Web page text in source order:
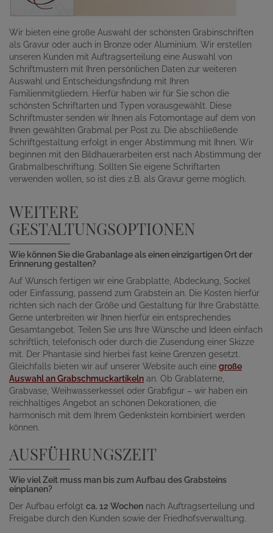
Wir bieten eine große Auswahl der schönsten Grabinschriften
als Gravur oder auch in Bronze oder Aluminium. Wir erstellen
unseren Kunden mit Auftragserteilung eine Auswahl von
Schriftmustern mit Ihren persönlichen Daten zur weiteren
Auswahl und Entscheidungsfindung mit Ihren
Familienmitgliedern. Hierfür haben wir für Sie schon die
schönsten Schriftarten und Typen vorausgewählt. Diese
Schriftmuster senden wir Ihnen als Fotomontage auf dem von
Ihnen gewählten Grabmal per Post zu. Die abschließende
Schriftgestaltung erfolgt in enger Abstimmung mit Ihnen. Wir
beginnen mit den Bildhauerarbeiten erst nach Abstimmung der
Grabmalbeschriftung. Sollten Sie eigene Schriftarten
verwenden wollen, so ist dies z.B. als Gravur gerne möglich.
WEITERE
GESTALTUNGSOPTIONEN
Wie können Sie die Grabanlage als einen einzigartigen Ort der
Erinnerung gestalten?
Auf Wunsch fertigen wir eine Grabplatte, Abdeckung, Sockel
oder Einfassung, passend zum Grabstein an. Die Kosten hierfür
richten sich nach der Größe und Gestaltung für Ihre Grabstätte.
Gerne unterbreiten wir Ihnen hierfür ein entsprechendes
Gesamtangebot. Teilen Sie uns Ihre Wünsche und Ideen einfach
schriftlich, telefonisch oder durch die Zusendung einer Skizze
mit. Der Phantasie sind hierbei fast keine Grenzen gesetzt.
Gleichfalls bieten wir auf unserer Website auch eine große
Auswahl an Grabschmuckartikeln an. Ob Grablaterne,
Grabvase, Weihwasserkessel oder Grabfigur – wir haben ein
reichhaltiges Angebot an schönen Dekorationen, die
harmonisch mit dem Ihrem Gedenkstein kombiniert werden
können.
AUSFÜHRUNGSZEIT
Wie viel Zeit muss man bis zum Aufbau des Grabsteins
einplanen?
Der Aufbau erfolgt ca. 12 Wochen nach Auftragserteilung und
Freigabe durch den Kunden sowie der Friedhofsverwaltung.